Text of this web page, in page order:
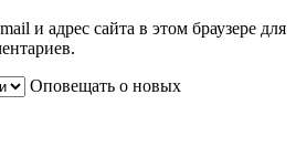
и адрес сайта в этом браузере для
Оповещать о новых